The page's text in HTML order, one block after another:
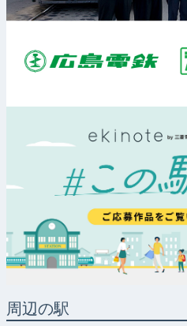
周辺の駅